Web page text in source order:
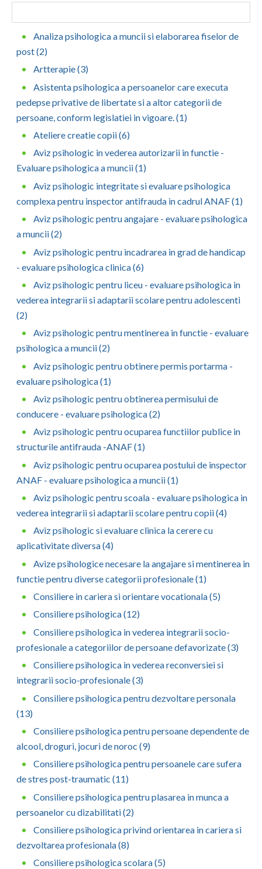
Brasov
Buzau
Calarasi
Caras-Severin
Cluj
Covasna
Dambovita
Dolj
Galati
Giurgiu
Gorj
Hunedoara
Ialomita
Iasi
Ilfov
Maramures
Mehedinti
Neamt
Olt
Prahova
Salaj
Satu-Mare
Sibiu
Suceava
Teleorman
Timis
Valcea
Vaslui
Vrancea
Evenimente
Cabinet
Membri
Analiza psihologica a muncii si elaborarea fiselor de
post (2)
Artterapie (3)
Asistenta psihologica a persoanelor care executa
pedepse privative de libertate si a altor categorii de
persoane, conform legislatiei in vigoare. (1)
Ateliere creatie copii (6)
Aviz psihologic in vederea autorizarii in functie -
Evaluare psihologica a muncii (1)
Aviz psihologic integritate si evaluare psihologica
complexa pentru inspector antifrauda in cadrul ANAF (1)
Aviz psihologic pentru angajare - evaluare psihologica
a muncii (2)
Aviz psihologic pentru incadrarea in grad de handicap
- evaluare psihologica clinica (6)
Aviz psihologic pentru liceu - evaluare psihologica in
vederea integrarii si adaptarii scolare pentru adolescenti
(2)
Aviz psihologic pentru mentinerea in functie - evaluare
psihologica a muncii (2)
Aviz psihologic pentru obtinere permis portarma -
evaluare psihologica (1)
Aviz psihologic pentru obtinerea permisului de
conducere - evaluare psihologica (2)
Aviz psihologic pentru ocuparea functiilor publice in
structurile antifrauda -ANAF (1)
Aviz psihologic pentru ocuparea postului de inspector
ANAF - evaluare psihologica a muncii (1)
Aviz psihologic pentru scoala - evaluare psihologica in
vederea integrarii si adaptarii scolare pentru copii (4)
Aviz psihologic si evaluare clinica la cerere cu
aplicativitate diversa (4)
Avize psihologice necesare la angajare si mentinerea in
functie pentru diverse categorii profesionale (1)
Consiliere in cariera si orientare vocationala (5)
Consiliere psihologica (12)
Consiliere psihologica in vederea integrarii socio-
profesionale a categoriilor de persoane defavorizate (3)
Consiliere psihologica in vederea reconversiei si
integrarii socio-profesionale (3)
Consiliere psihologica pentru dezvoltare personala
(13)
Consiliere psihologica pentru persoane dependente de
alcool, droguri, jocuri de noroc (9)
Consiliere psihologica pentru persoanele care sufera
de stres post-traumatic (11)
Consiliere psihologica pentru plasarea in munca a
persoanelor cu dizabilitati (2)
Consiliere psihologica privind orientarea in cariera si
dezvoltarea profesionala (8)
Consiliere psihologica scolara (5)